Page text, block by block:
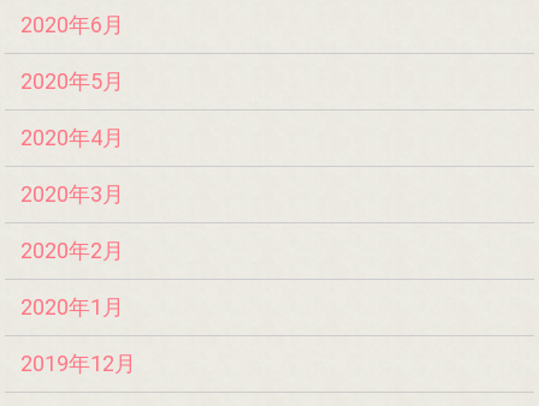
2020年6月
2020年5月
2020年4月
2020年3月
2020年2月
2020年1月
2019年12月